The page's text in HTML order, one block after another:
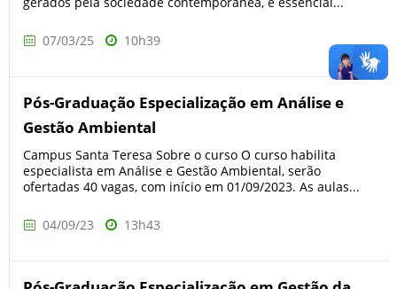
07/03/25 10h39
Pós-Graduação Especialização em Análise e
Gestão Ambiental
Campus Santa Teresa Sobre o curso O curso habilita
especialista em Análise e Gestão Ambiental, serão
ofertadas 40 vagas, com início em 01/09/2023. As aulas...
04/09/23 13h43